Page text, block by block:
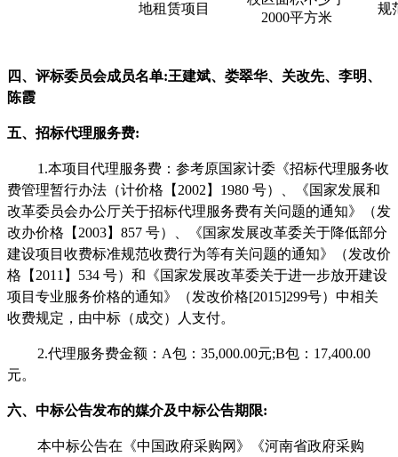
地租赁项目
2000平方米
规
四、评标委员会成员名单:王建斌、娄翠华、关改先、李明、
陈霞
五、招标代理服务费:
1.本项目代理服务费：参考原国家计委《招标代理服务收
费管理暂行办法（计价格【 2002】1980 号）、《国家发展和
改革委员会办公厅关于招标代理服务费有关问题的通知》（发
改办价格【2003】857 号）、《国家发展改革委关于降低部分
建设项目收费标准规范收费行为等有关问题的通知》（发改价
格【2011】534 号）和《国家发展改革委关于进一步放开建设
项目专业服务价格的通知》（发改价格[2015]299号）中相关
收费规定，由中标（成交）人支付。
2.代理服务费金额： A包：35,000.00元;B包：17,400.00
元。
六、中标公告发布的媒介及中标公告期限:
本中标公告在《中国政府采购网》《河南省政府采购